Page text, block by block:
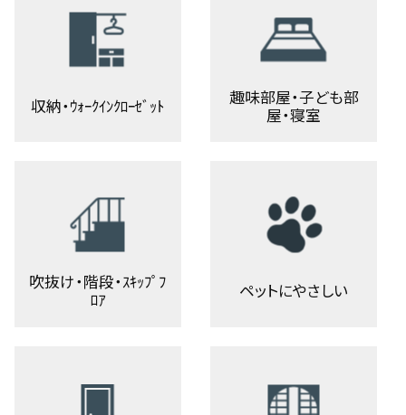
収納・ｳｫｰｸｲﾝｸﾛｰｾﾞｯﾄ
趣味部屋・子ども部
屋・寝室
吹抜け・階段・ｽｷｯﾌﾟﾌ
ﾛｱ
ペットにやさしい